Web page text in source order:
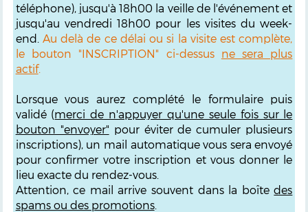
téléphone), jusqu'à 18h00 la veille de l'événement et
jusqu'au vendredi 18h00 pour les visites du week-
end. Au delà de ce délai ou si la visite est complète,
le bouton "INSCRIPTION" ci-dessus ne sera plus
actif.
Lorsque vous aurez complété le formulaire puis
validé (merci de n'appuyer qu'une seule fois sur le
bouton "envoyer" pour éviter de cumuler plusieurs
inscriptions), un mail automatique vous sera envoyé
pour confirmer votre inscription et vous donner le
lieu exacte du rendez-vous.
Attention, ce mail arrive souvent dans la boîtedes
spams ou des promotions.